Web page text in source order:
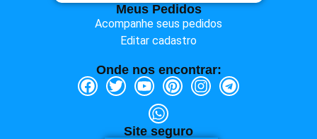
Meus Pedidos
Acompanhe seus pedidos
Editar cadastro
Onde nos encontrar:
Site seguro